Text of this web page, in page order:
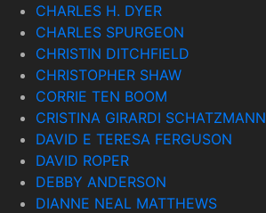
CHARLES H. DYER
CHARLES SPURGEON
CHRISTIN DITCHFIELD
CHRISTOPHER SHAW
CORRIE TEN BOOM
CRISTINA GIRARDI SCHATZMANN
DAVID E TERESA FERGUSON
DAVID ROPER
DEBBY ANDERSON
DIANNE NEAL MATTHEWS